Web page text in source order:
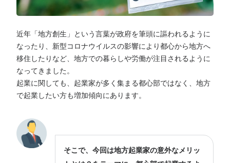
近年「地方創生」という言葉が政府を筆頭に謳われるように
なったり、新型コロナウイルスの影響により都心から地方へ
移住したりなど、地方での暮らしや労働が注目されるように
なってきました。
起業に関しても、起業家が多く集まる都心部ではなく、地方
で起業したい方も増加傾向にあります。
そこで、今回は地方起業家の意外なメリッ